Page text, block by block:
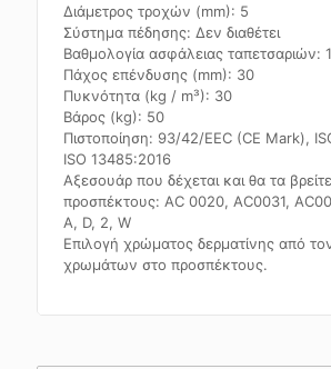
Διάμετρος τροχών (mm): 5
Σύστημα πέδησης: Δεν διαθέτει
Βαθμολογία ασφάλειας ταπετσαριών:
Πάχος επένδυσης (mm): 30
Πυκνότητα (kg / m³): 30
Βάρος (kg): 50
Πιστοποίηση: 93/42/EEC (CE Mark),
ISO 13485:2016
Αξεσουάρ που δέχεται και θα τα
προσπέκτους: AC 0020, AC0031,
A, D, 2, W
Επιλογή χρώματος δερματίνης από
χρωμάτων στο προσπέκτους.